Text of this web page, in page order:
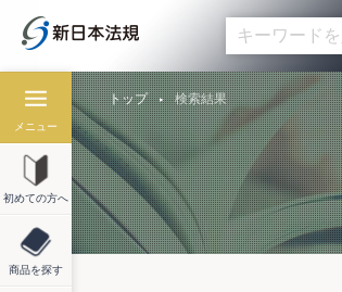
メニュー
初めての方へ
商品を探す
トップ 検索結果